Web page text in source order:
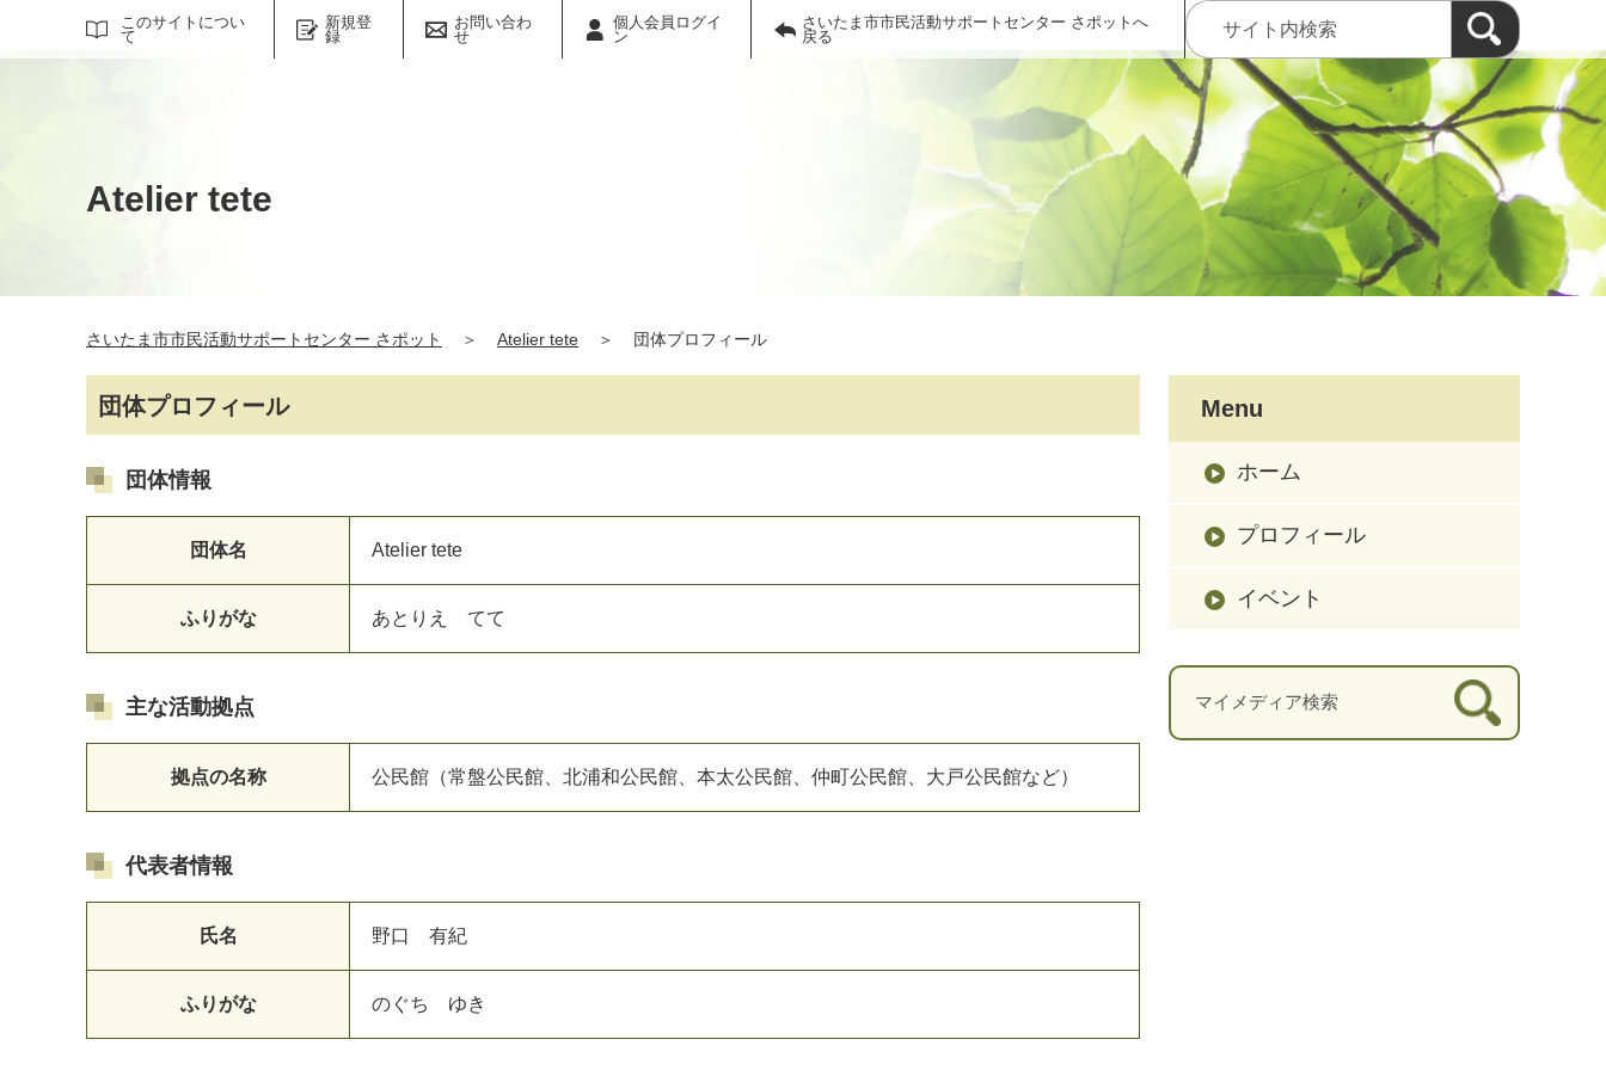
このサイトについ
て
新規登
録
お問い合わ
せ
個人会員ログイ
ン
さいたま市市民活動サポートセンター さポットへ
戻る
サイト内検索
Atelier tete
さいたま市市民活動サポートセンター さポット ＞ Atelier tete ＞ 団体プロフィール
団体プロフィール
団体情報
団体名 Atelier tete
ふりがな あとりえ てて
主な活動拠点
拠点の名称 公民館（常盤公民館、北浦和公民館、本太公民館、仲町公民館、大戸公民館など）
代表者情報
氏名 野口 有紀
ふりがな のぐち ゆき
Menu
ホーム
プロフィール
イベント